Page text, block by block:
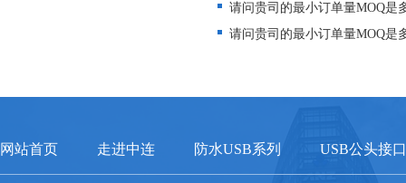
请问贵司的最小订单量MOQ是
请问贵司的最小订单量MOQ是
网站首页 走进中连 防水USB系列 USB公头接口